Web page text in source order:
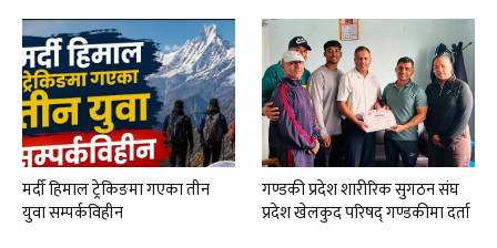
मर्दी हिमाल ट्रेकिङमा गएका तीन
युवा सम्पर्कविहीन
गण्डकी प्रदेश शारीरिक सुगठन संघ
प्रदेश खेलकुद परिषद् गण्डकीमा दर्ता